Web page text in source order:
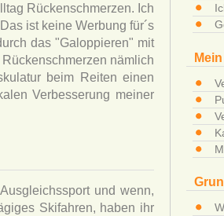
Rückenschmerzen. Ich
ist keine Werbung für´s
das "Galoppieren" mit
nämlich
beim Reiten einen
Verbesserung meiner
und wenn,
Skifahren, haben ihr